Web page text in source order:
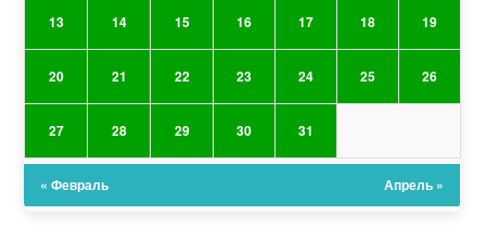
13 14 15 16 17 18 19
20 21 22 23 24 25 26
27 28 29 30 31
« Февраль Апрель »